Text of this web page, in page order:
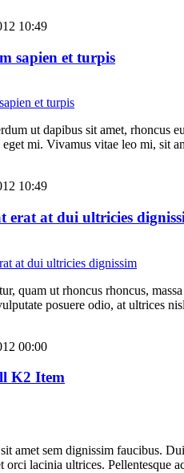
10:49
sapien et turpis
ut dapibus sit amet, rhoncus
mi. Vivamus vitae leo mi, sit
10:49
erat at dui ultricies
quam ut rhoncus rhoncus,
posuere odio, at ultrices
00:00
K2 Item
amet sem dignissim faucibus.
orci lacinia ultrices. Pellentesque